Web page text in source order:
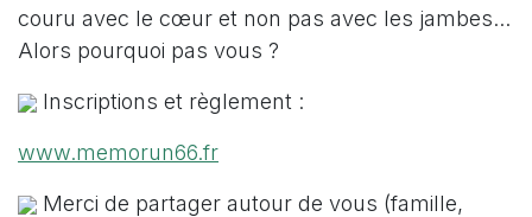
couru avec le cœur et non pas avec les jambes...
Alors pourquoi pas vous ?
Inscriptions et règlement :
www.memorun66.fr
Merci de partager autour de vous (famille,